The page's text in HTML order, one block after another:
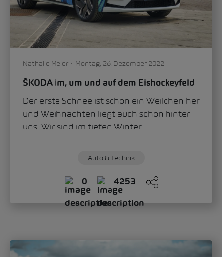
Nathalie Meier Montag, 26. Dezember 2022
ŠKODA im, um und auf dem Eishockeyfeld
Der erste Schnee ist schon ein Weilchen her
und Weihnachten liegt auch schon hinter
uns. Wir sind im tiefen Winter...
Auto & Technik
0 4253